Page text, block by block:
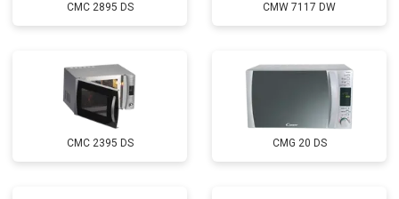
CMC 2895 DS CMW 7117 DW
CMC 2395 DS CMG 20 DS